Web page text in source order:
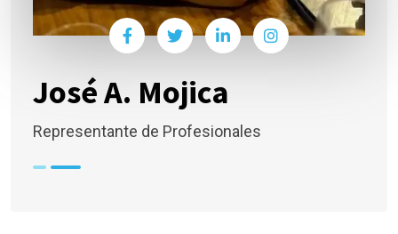
José A. Mojica
Representante de Profesionales